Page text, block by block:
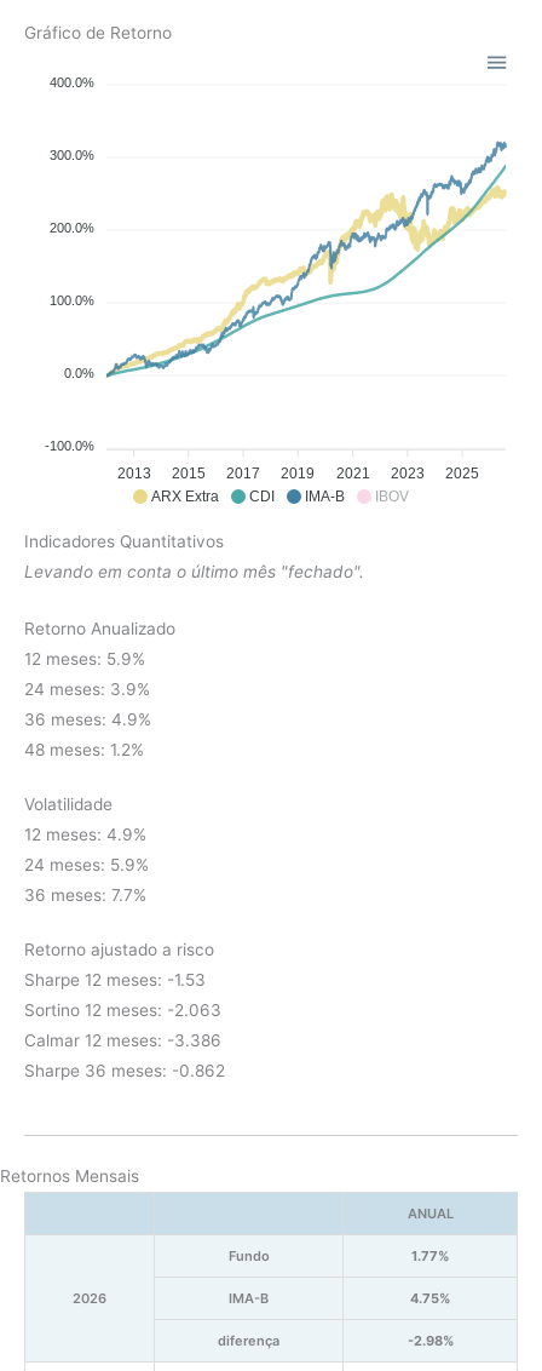
Gráfico de Retorno
ARX Extra CDI IMA-B IBOV
400.0%
300.0%
200.0%
100.0%
0.0%
-100.0%
2013 2015 2017 2019 2021 2023 2025
Indicadores Quantitativos
Levando em conta o último mês "fechado".
Retorno Anualizado
12 meses: 5.9%
24 meses: 3.9%
36 meses: 4.9%
48 meses: 1.2%
Volatilidade
12 meses: 4.9%
24 meses: 5.9%
36 meses: 7.7%
Retorno ajustado a risco
Sharpe 12 meses: -1.53
Sortino 12 meses: -2.063
Calmar 12 meses: -3.386
Sharpe 36 meses: -0.862
Retornos Mensais
ANUAL
2026
Fundo 1.77%
IMA-B 4.75%
diferença -2.98%